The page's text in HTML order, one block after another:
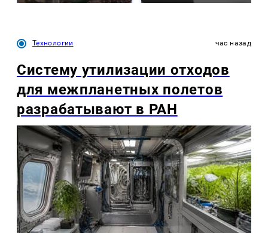
Технологии час назад
Систему утилизации отходов
для межпланетных полетов
разрабатывают в РАН